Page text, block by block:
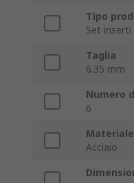
Tipo
Set inserti
Taglia
6.35 mm
Numero
6
Materiale
Acciaio